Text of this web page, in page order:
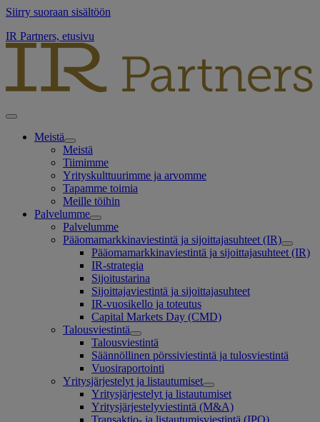
Siirry suoraan sisältöön
IR Partners, etusivu
Meistä
Meistä
Tiimimme
Yrityskulttuurimme ja arvomme
Tapamme toimia
Meille töihin
Palvelumme
Palvelumme
Pääomamarkkinaviestintä ja sijoittajasuhteet (IR)
Pääomamarkkinaviestintä ja sijoittajasuhteet (IR)
IR-strategia
Sijoitustarina
Sijoittajaviestintä ja sijoittajasuhteet
IR-vuosikello ja toteutus
Capital Markets Day (CMD)
Talousviestintä
Talousviestintä
Säännöllinen pörssiviestintä ja tulosviestintä
Vuosiraportointi
Yritysjärjestelyt ja listautumiset
Yritysjärjestelyt ja listautumiset
Yritysjärjestelyviestintä (M&A)